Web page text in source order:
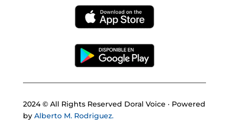
2024 © All Rights Reserved Doral Voice · Powered
by Alberto M. Rodriguez.